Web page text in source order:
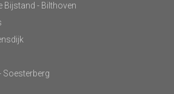
Bijstand - Bilthoven